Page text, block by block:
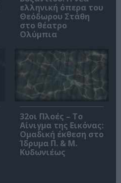
ελληνική όπερα του
Θεόδωρου Στάθη
στο θέατρο
Ολύμπια
32οι Πλοές – Το
Αίνιγμα της Εικόνας:
Ομαδική έκθεση στο
Ίδρυμα Π. & Μ.
Κυδωνιέως